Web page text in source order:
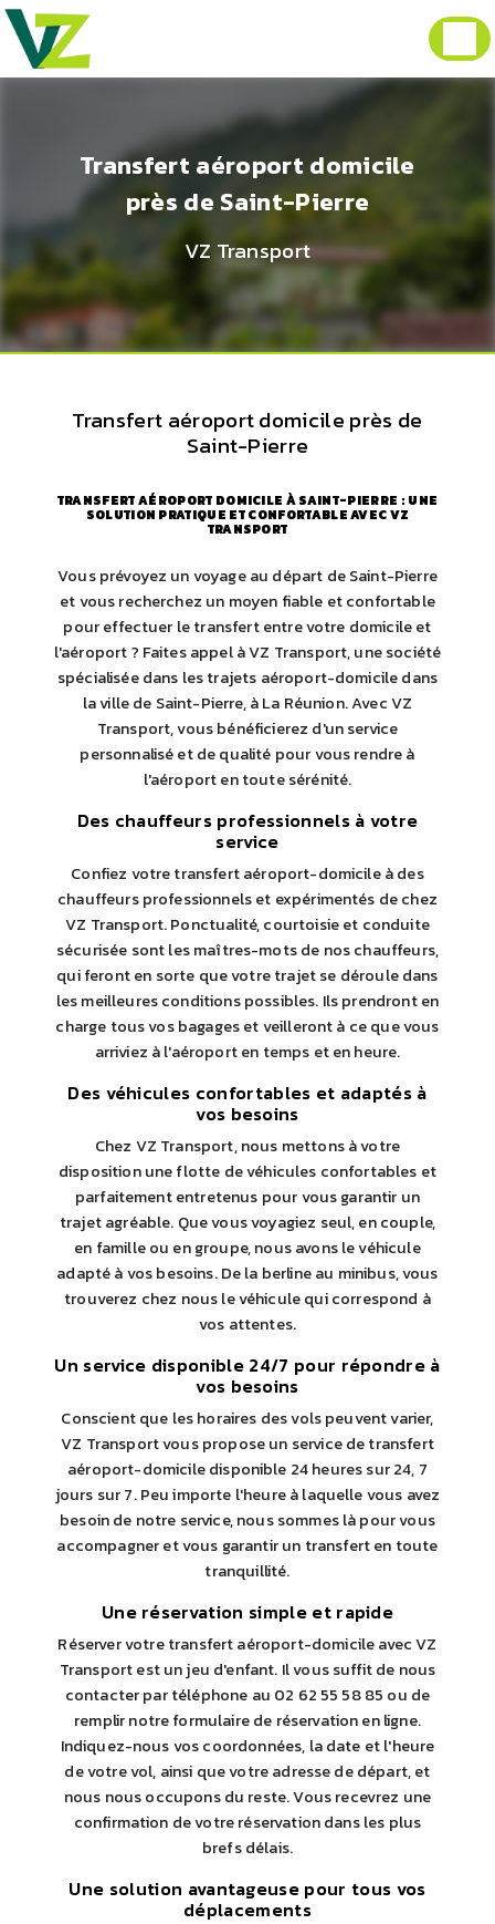
Transfert aéroport domicile
près de Saint-Pierre
VZ Transport
Transfert aéroport domicile près de
Saint-Pierre
TRANSFERT AÉROPORT DOMICILE À SAINT-PIERRE : UNE
SOLUTION PRATIQUE ET CONFORTABLE AVEC VZ
TRANSPORT
Vous prévoyez un voyage au départ de Saint-Pierre
et vous recherchez un moyen fiable et confortable
pour effectuer le transfert entre votre domicile et
l'aéroport ? Faites appel à VZ Transport, une société
spécialisée dans les trajets aéroport-domicile dans
la ville de Saint-Pierre, à La Réunion. Avec VZ
Transport, vous bénéficierez d'un service
personnalisé et de qualité pour vous rendre à
l'aéroport en toute sérénité.
Des chauffeurs professionnels à votre
service
Confiez votre transfert aéroport-domicile à des
chauffeurs professionnels et expérimentés de chez
VZ Transport. Ponctualité, courtoisie et conduite
sécurisée sont les maîtres-mots de nos chauffeurs,
qui feront en sorte que votre trajet se déroule dans
les meilleures conditions possibles. Ils prendront en
charge tous vos bagages et veilleront à ce que vous
arriviez à l'aéroport en temps et en heure.
Des véhicules confortables et adaptés à
vos besoins
Chez VZ Transport, nous mettons à votre
disposition une flotte de véhicules confortables et
parfaitement entretenus pour vous garantir un
trajet agréable. Que vous voyagiez seul, en couple,
en famille ou en groupe, nous avons le véhicule
adapté à vos besoins. De la berline au minibus, vous
trouverez chez nous le véhicule qui correspond à
vos attentes.
Un service disponible 24/7 pour répondre à
vos besoins
Conscient que les horaires des vols peuvent varier,
VZ Transport vous propose un service de transfert
aéroport-domicile disponible 24 heures sur 24, 7
jours sur 7. Peu importe l'heure à laquelle vous avez
besoin de notre service, nous sommes là pour vous
accompagner et vous garantir un transfert en toute
tranquillité.
Une réservation simple et rapide
Réserver votre transfert aéroport-domicile avec VZ
Transport est un jeu d'enfant. Il vous suffit de nous
contacter par téléphone au 02 62 55 58 85 ou de
remplir notre formulaire de réservation en ligne.
Indiquez-nous vos coordonnées, la date et l'heure
de votre vol, ainsi que votre adresse de départ, et
nous nous occupons du reste. Vous recevrez une
confirmation de votre réservation dans les plus
brefs délais.
Une solution avantageuse pour tous vos
déplacements
Panneau de gestion des cookies